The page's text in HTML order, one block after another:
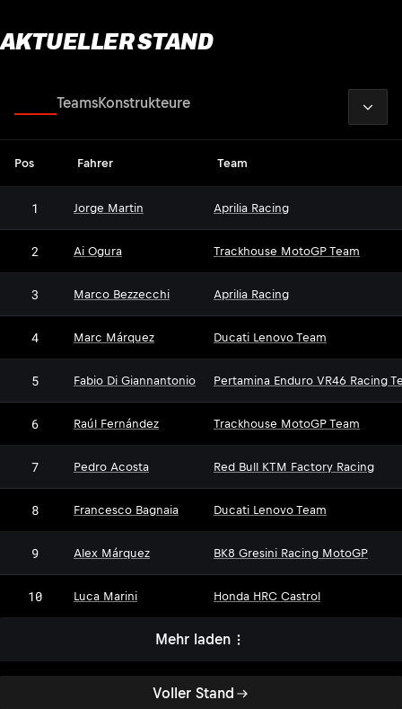
AKTUELLER STAND
Voller Stand
TeamsKonstrukteure
Pos Fahrer Team
1 Jorge Martin Aprilia Racing
2 Ai Ogura Trackhouse MotoGP Team
3 Marco Bezzecchi Aprilia Racing
4 Marc Márquez Ducati Lenovo Team
5 Fabio Di Giannantonio Pertamina Enduro VR46 Racing
6 Raúl Fernández Trackhouse MotoGP Team
7 Pedro Acosta Red Bull KTM Factory Racing
8 Francesco Bagnaia Ducati Lenovo Team
9 Alex Márquez BK8 Gresini Racing MotoGP
10 Luca Marini Honda HRC Castrol
Mehr laden